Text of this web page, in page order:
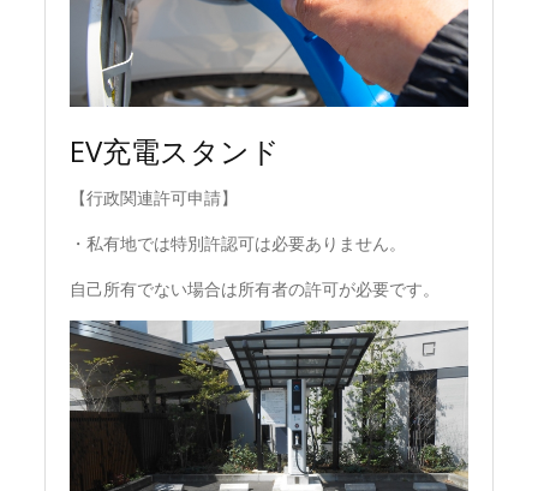
EV充電スタンド
【行政関連許可申請】
・私有地では特別許認可は必要ありません。
自己所有でない場合は所有者の許可が必要です。